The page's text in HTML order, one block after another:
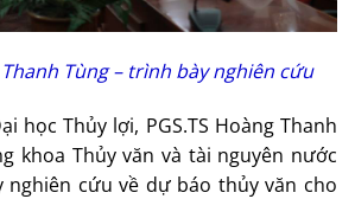
Thanh Tùng – trình bày nghiên cứu
học Thủy lợi, PGS.TS Hoàng Thanh
khoa Thủy văn và tài nguyên nước
nghiên cứu về dự báo thủy văn cho